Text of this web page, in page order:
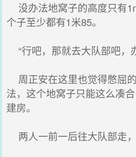
没办法地窝子的高度只有
个子至少都有1米85。
“行吧，那就去大队部吧，
周正安在这里也觉得憋屈
法，这个地窝子只能这么凑
建房。
两人一前一后往大队部走，